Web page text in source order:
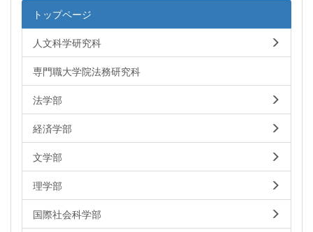
トップページ
人文科学研究科
専門職大学院法務研究科
法学部
経済学部
文学部
理学部
国際社会科学部